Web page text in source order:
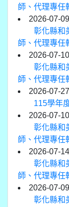
師、代理專任
2026-07-09
彰化縣和
師、代理專任
2026-07-10
彰化縣和
師、代理專任
2026-07-27
115學年
2026-07-10
彰化縣和
師、代理專任
2026-07-14
彰化縣和
師、代理專任
2026-07-09
彰化縣和